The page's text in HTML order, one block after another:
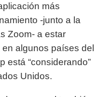
más
-junto a la
Zoom- a estar
algunos países del
está “considerando”
Unidos.